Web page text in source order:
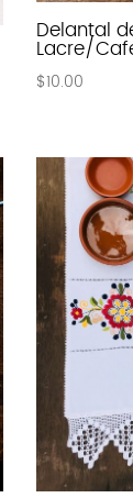
Delantal
Lacre/
$10.00